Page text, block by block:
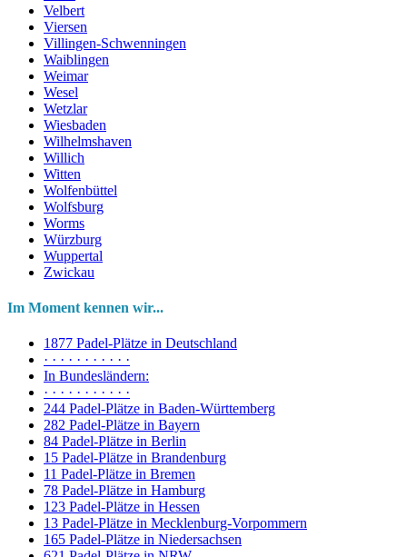
Velbert
Viersen
Villingen-Schwenningen
Waiblingen
Weimar
Wesel
Wetzlar
Wiesbaden
Wilhelmshaven
Willich
Witten
Wolfenbüttel
Wolfsburg
Worms
Würzburg
Wuppertal
Zwickau
Im Moment kennen wir...
1877 Padel-Plätze in Deutschland
· · · · · · · · · · ·
In Bundesländern:
· · · · · · · · · · ·
244 Padel-Plätze in Baden-Württemberg
282 Padel-Plätze in Bayern
84 Padel-Plätze in Berlin
15 Padel-Plätze in Brandenburg
11 Padel-Plätze in Bremen
78 Padel-Plätze in Hamburg
123 Padel-Plätze in Hessen
13 Padel-Plätze in Mecklenburg-Vorpommern
165 Padel-Plätze in Niedersachsen